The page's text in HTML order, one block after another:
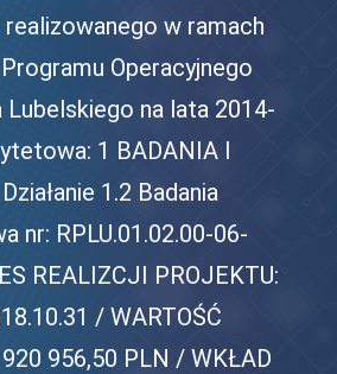
realizowanego w ramach
Operacyjnego
na lata 2014-
1 BADANIA I
1.2 Badania
nr: RPLU.01.02.00-06-
REALIZCJI PROJEKTU:
/ WARTOŚĆ
956,50 PLN / WKŁAD